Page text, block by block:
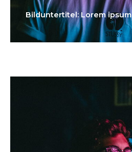
Bilduntertitel: Lorem